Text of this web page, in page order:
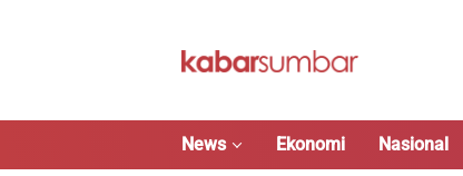
News Ekonomi Nasional